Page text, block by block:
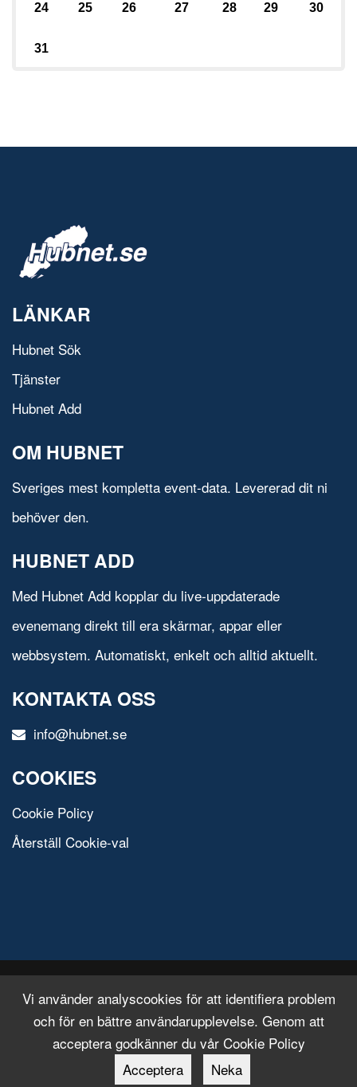
Vi använder analyscookies för att identifiera problem
och för en bättre användarupplevelse. Genom att
acceptera godkänner du vår Cookie Policy
Acceptera
Neka
24 25 26 27 28 29 30
31
LÄNKAR
Hubnet Sök
Tjänster
Hubnet Add
OM HUBNET
Sveriges mest kompletta event-data. Levererad dit ni
behöver den.
HUBNET ADD
Med Hubnet Add kopplar du live-uppdaterade
evenemang direkt till era skärmar, appar eller
webbsystem. Automatiskt, enkelt och alltid aktuellt.
KONTAKTA OSS
info@hubnet.se
COOKIES
Cookie Policy
Återställ Cookie-val